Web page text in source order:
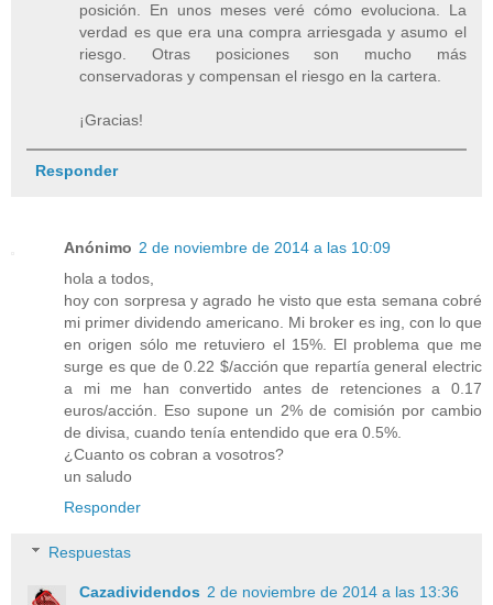
posición. En unos meses veré cómo evoluciona. La
verdad es que era una compra arriesgada y asumo el
riesgo. Otras posiciones son mucho más
conservadoras y compensan el riesgo en la cartera.
¡Gracias!
Responder
Anónimo 2 de noviembre de 2014 a las 10:09
hola a todos,
hoy con sorpresa y agrado he visto que esta semana cobré
mi primer dividendo americano. Mi broker es ing, con lo que
en origen sólo me retuviero el 15%. El problema que me
surge es que de 0.22 $/acción que repartía general electric
a mi me han convertido antes de retenciones a 0.17
euros/acción. Eso supone un 2% de comisión por cambio
de divisa, cuando tenía entendido que era 0.5%.
¿Cuanto os cobran a vosotros?
un saludo
Responder
Respuestas
Cazadividendos 2 de noviembre de 2014 a las 13:36